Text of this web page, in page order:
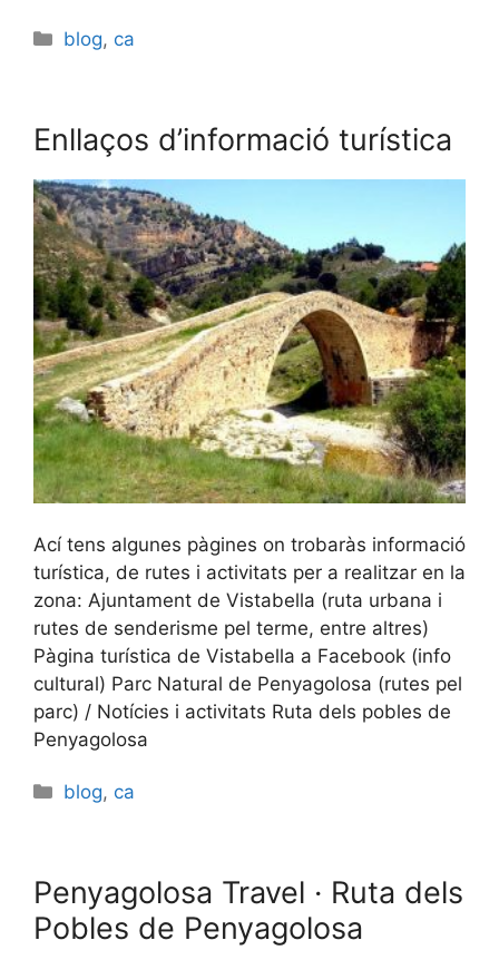
Categories
blog, ca
Enllaços d’informació turística
Ací tens algunes pàgines on trobaràs informació
turística, de rutes i activitats per a realitzar en la
zona: Ajuntament de Vistabella (ruta urbana i
rutes de senderisme pel terme, entre altres)
Pàgina turística de Vistabella a Facebook (info
cultural) Parc Natural de Penyagolosa (rutes pel
parc) / Notícies i activitats Ruta dels pobles de
Penyagolosa
Categories
blog, ca
Penyagolosa Travel · Ruta dels
Pobles de Penyagolosa